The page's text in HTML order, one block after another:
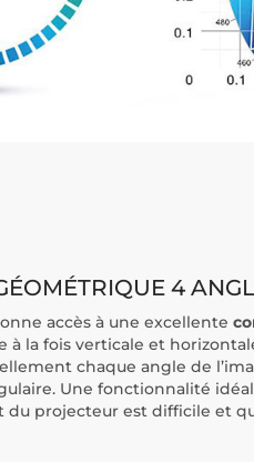
4
accès à une excellente
à la fois verticale et
chaque angle de
Une fonctionnalité
du projecteur est difficile et